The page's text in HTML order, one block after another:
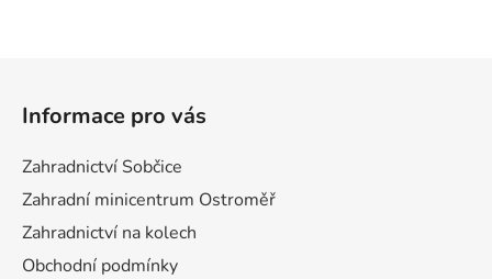
Informace pro vás
Zahradnictví Sobčice
Zahradní minicentrum Ostroměř
Zahradnictví na kolech
Obchodní podmínky